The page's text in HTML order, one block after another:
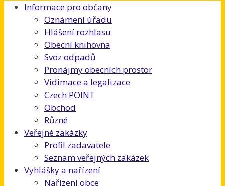
Informace pro občany
Oznámení úřadu
Hlášení rozhlasu
Obecní knihovna
Svoz odpadů
Pronájmy obecních prostor
Vidimace a legalizace
Czech POINT
Obchod
Různé
Veřejné zakázky
Profil zadavatele
Seznam veřejných zakázek
Vyhlášky a nařízení
Nařízení obce